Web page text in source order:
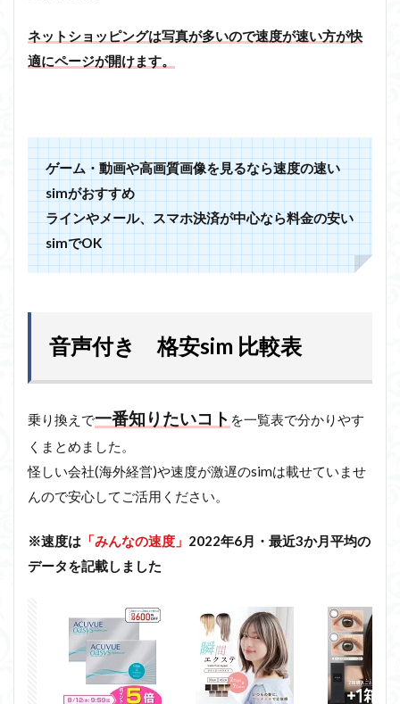
ネットショッピングは写真が多いので速度が速い方が快
適にページが開けます。
ゲーム・動画や高画質画像を見るなら速度の速い
simがおすすめ
ラインやメール、スマホ決済が中心なら料金の安い
simでOK
音声付き 格安sim 比較表
乗り換えで一番知りたいコト を一覧表で分かりやす
くまとめました。
怪しい会社(海外経営)や速度が激遅のsimは載せていませ
んので安心してご活用ください。
※速度は 「みんなの速度」 2022年6月・最近3か月平均の
データを記載しました